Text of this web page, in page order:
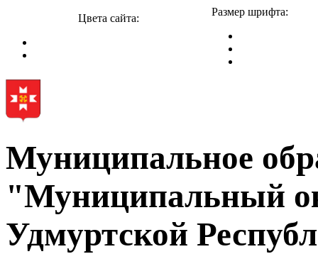
Цвета сайта:
Размер шрифта:
Муниципальное
"Муниципальный
Удмуртской